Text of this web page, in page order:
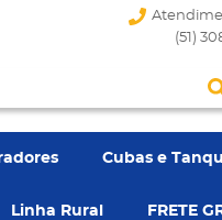
(51)
Cubas e
Linha Rural FRETE